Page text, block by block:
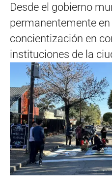
Desde el gobierno
permanentemente
concientización en
instituciones de la